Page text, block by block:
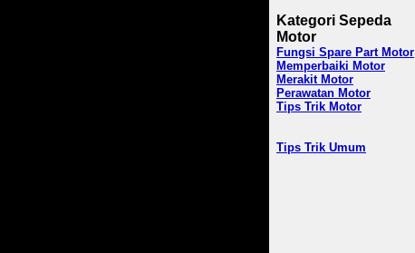
Kategori Sepeda
Motor
Fungsi Spare Part Motor
Memperbaiki Motor
Merakit Motor
Perawatan Motor
Tips Trik Motor
Tips Trik Umum